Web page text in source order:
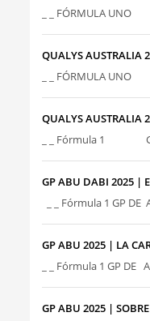
_ _ FÓRMULA
QUALYS AUSTRALIA
_ _ FÓRMULA
QUALYS AUSTRALIA
_ _ Fórmula 1 GP
GP ABU DABI 2025 |
_ _ Fórmula 1 GP
GP ABU 2025 | LA
_ _ Fórmula 1 GP DE
GP ABU 2025 |